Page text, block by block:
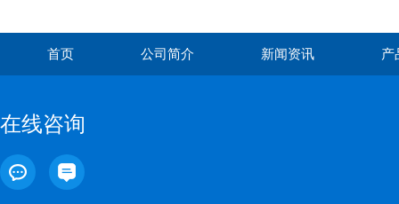
首页 公司简介 新闻资讯 产
在线咨询